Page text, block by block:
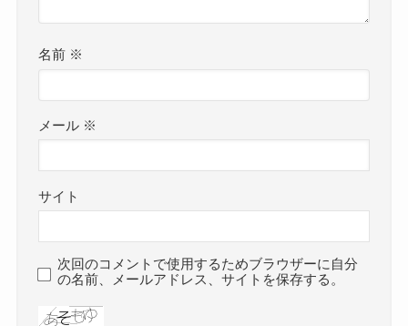
名前 ※
メール ※
サイト
次回のコメントで使用するためブラウザーに自分
の名前、メールアドレス、サイトを保存する。